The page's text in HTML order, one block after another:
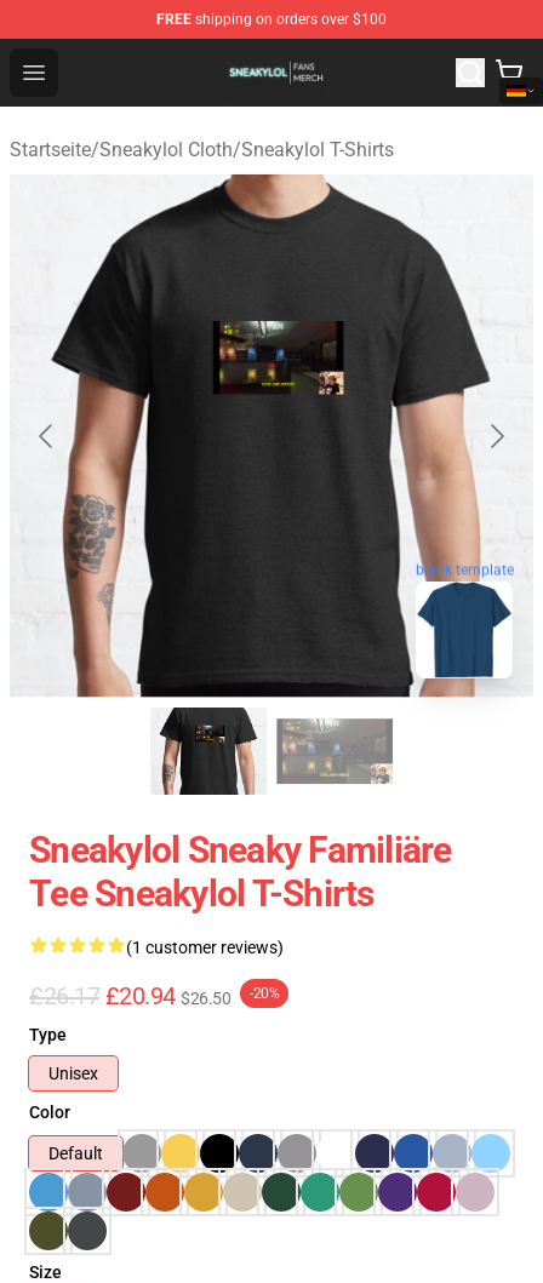
FREE shipping on orders over $100
Open menu
Sneakylol Shop - Official Sneakylol Merchandise Store
Startseite/Sneakylol Cloth/Sneakylol T-Shirts
blank template
Sneakylol Sneaky Familiäre
Tee Sneakylol T-Shirts
(1 customer reviews)
£26.17 £20.94 $26.50 -20%
Type
Unisex
Color
Default
Size